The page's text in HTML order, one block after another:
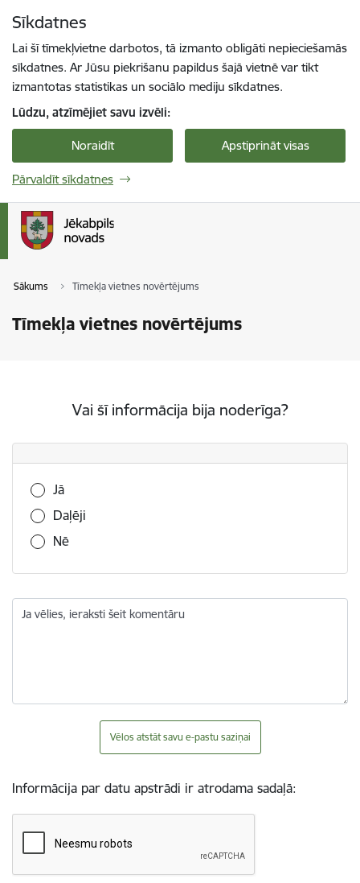
Sīkdatnes
Lai šī tīmekļvietne darbotos, tā izmanto obligāti nepieciešamās
sīkdatnes. Ar Jūsu piekrišanu papildus šajā vietnē var tikt
izmantotas statistikas un sociālo mediju sīkdatnes.
Lūdzu, atzīmējiet savu izvēli:
Noraidīt Apstiprināt visas
Pārvaldīt sīkdatnes
Sākums Tīmekļa vietnes novērtējums
Tīmekļa vietnes novērtējums
Vai šī informācija bija noderīga?
Vai šī informācija bija noderīga?
Jā
Daļēji
Nē
Ja vēlies, ieraksti šeit komentāru
Vēlos atstāt savu e-pastu saziņai
Informācija par datu apstrādi ir atrodama sadaļā: